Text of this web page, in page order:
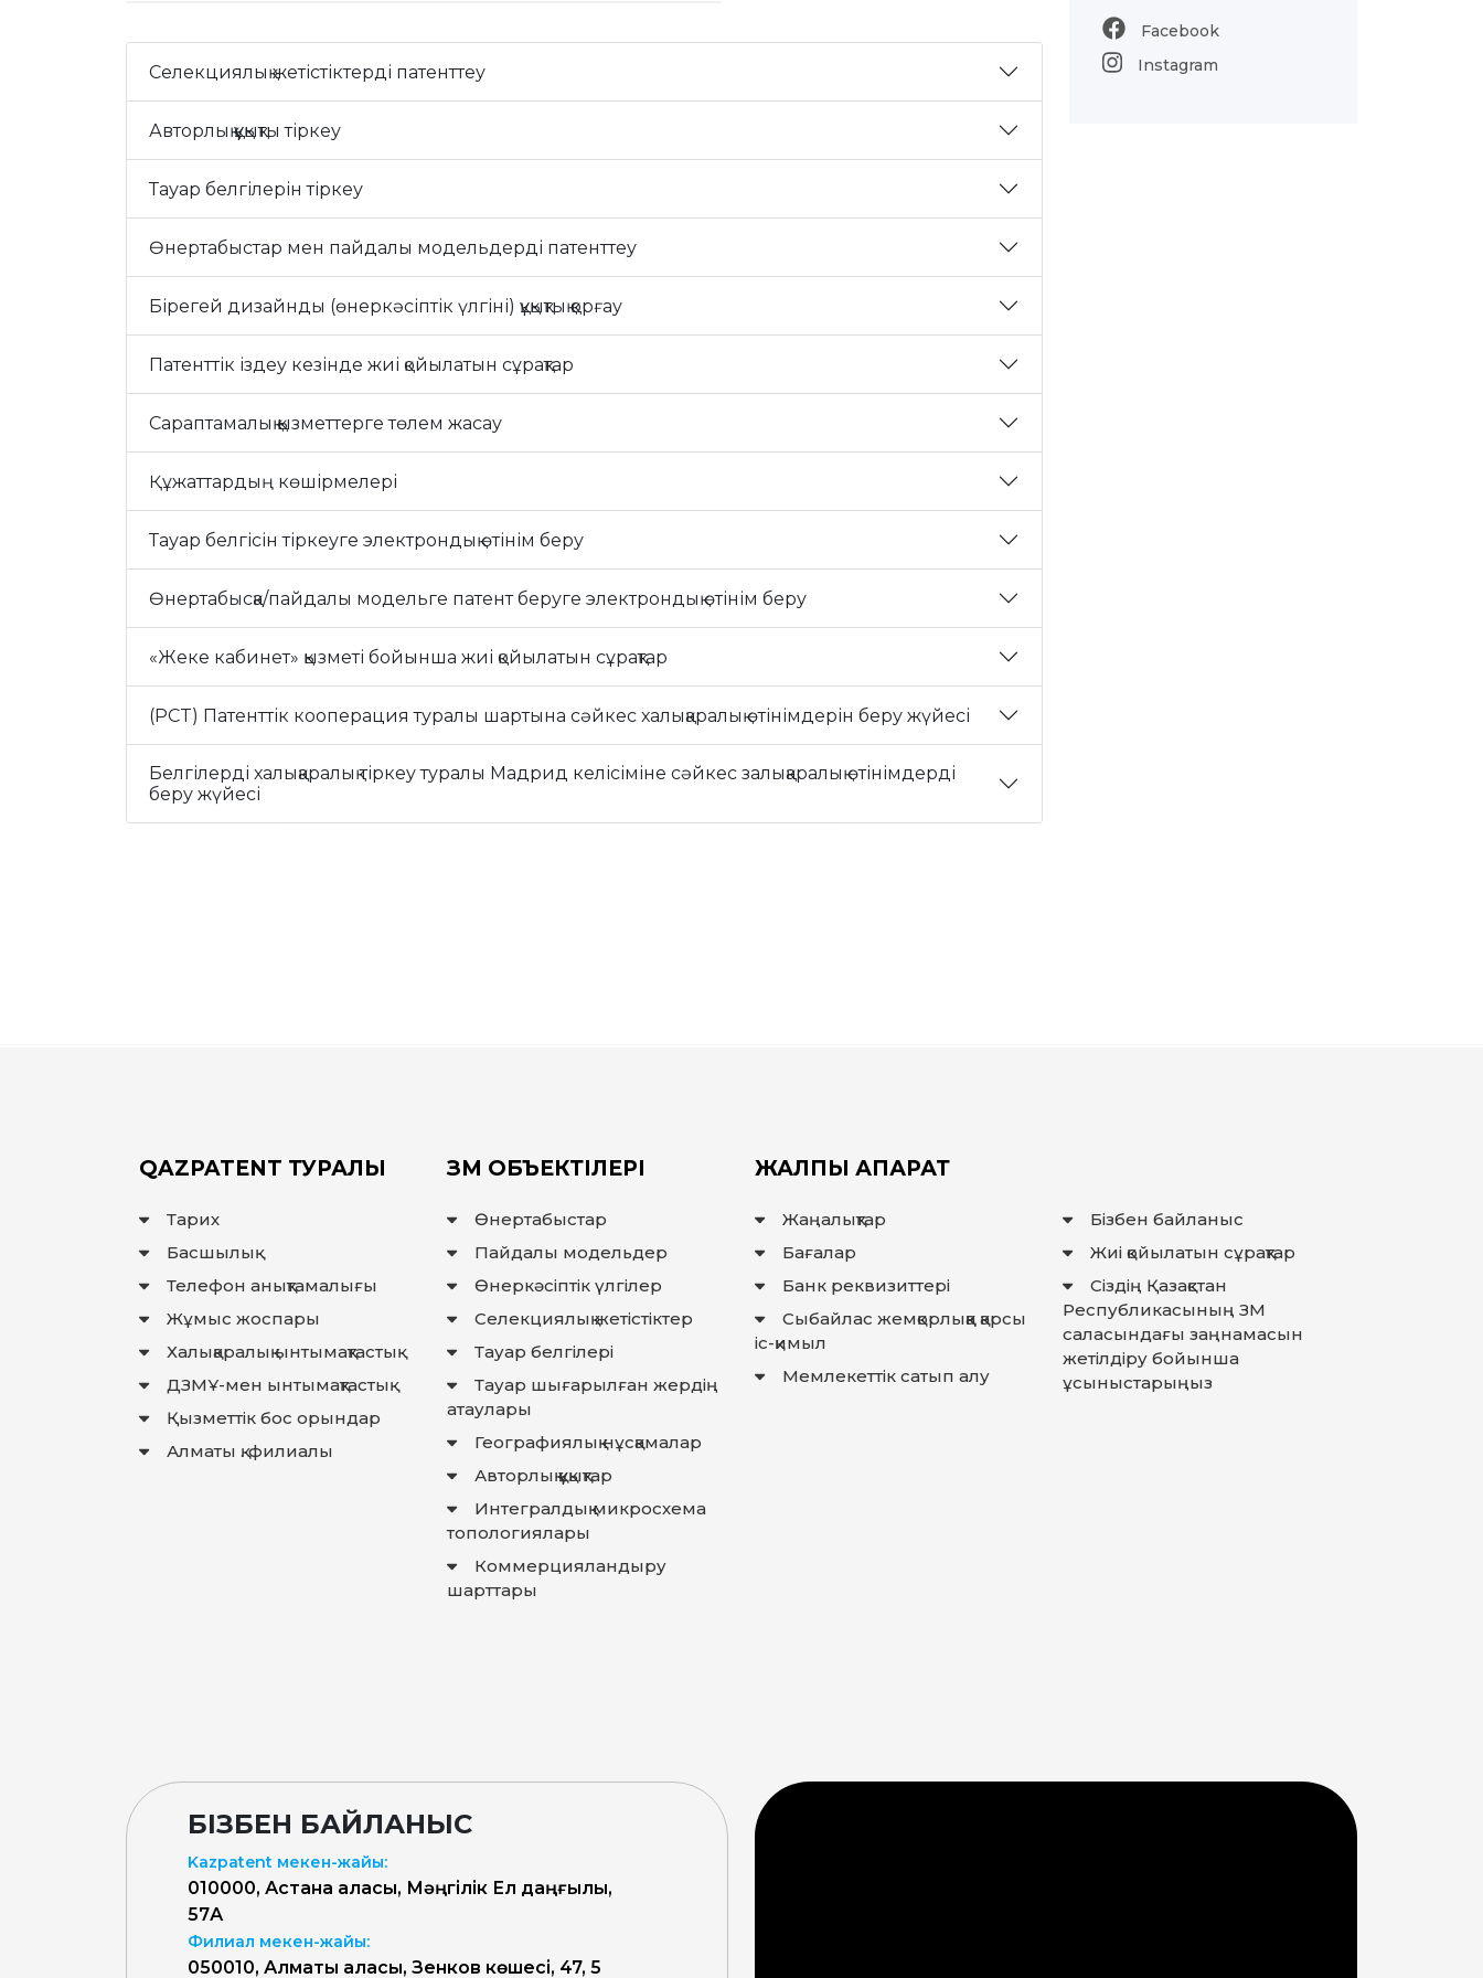
Селекциялық жетістіктерді патенттеу
Авторлық құқықты тіркеу
Тауар белгілерін тіркеу
Өнертабыстар мен пайдалы модельдерді патенттеу
Бірегей дизайнды (өнеркәсіптік үлгіні) құқықтық қорғау
Патенттік іздеу кезінде жиі қойылатын сұрақтар
Сараптамалық қызметтерге төлем жасау
Құжаттардың көшірмелері
Тауар белгісін тіркеуге электрондық өтінім беру
Өнертабысқа/пайдалы модельге патент беруге электрондық өтінім беру
«Жеке кабинет» қызметі бойынша жиі қойылатын сұрақтар
(PCT) Патенттік кооперация туралы шартына сәйкес халықаралық өтінімдерін беру жүйесі
Белгілерді халықаралық тіркеу туралы Мадрид келісіміне сәйкес залықаралық өтінімдерді
беру жүйесі
Facebook
Instagram
QAZPATENT ТУРАЛЫ
Тарих
Басшылық
Телефон анықтамалығы
Жұмыс жоспары
Халықаралық ынтымақтастық
ДЗМҰ-мен ынтымақтастық
Қызметтік бос орындар
Алматы қ. филиалы
ЗМ ОБЪЕКТІЛЕРІ
Өнертабыстар
Пайдалы модельдер
Өнеркәсіптік үлгілер
Селекциялық жетістіктер
Тауар белгілері
Тауар шығарылған жердiң
атаулары
Географиялық нұсқамалар
Авторлық құқықтар
Интегралдық микросхема
топологиялары
Коммерцияландыру
шарттары
ЖАЛПЫ АҚПАРАТ
Жаңалықтар
Бағалар
Банк реквизиттері
Сыбайлас жемқорлыққа қарсы
іс-қимыл
Мемлекеттiк сатып алу
Бізбен байланыс
Жиі қойылатын сұрақтар
Сіздің Қазақстан
Республикасының ЗМ
саласындағы заңнамасын
жетілдіру бойынша
ұсыныстарыңыз
БІЗБЕН БАЙЛАНЫС
Kazpatent мекен-жайы:
010000, Астана қаласы, Мәңгілік Ел даңғылы,
57А
Филиал мекен-жайы:
050010, Алматы қаласы, Зенков көшесі, 47, 5